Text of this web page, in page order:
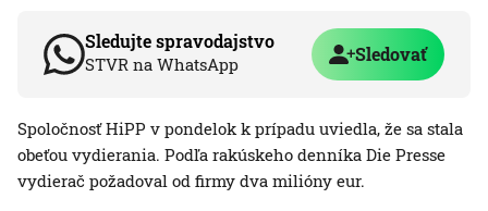
Sledujte spravodajstvo
STVR na WhatsApp Sledovať
Spoločnosť HiPP v pondelok k prípadu uviedla, že sa stala
obeťou vydierania. Podľa rakúskeho denníka Die Presse
vydierač požadoval od firmy dva milióny eur.